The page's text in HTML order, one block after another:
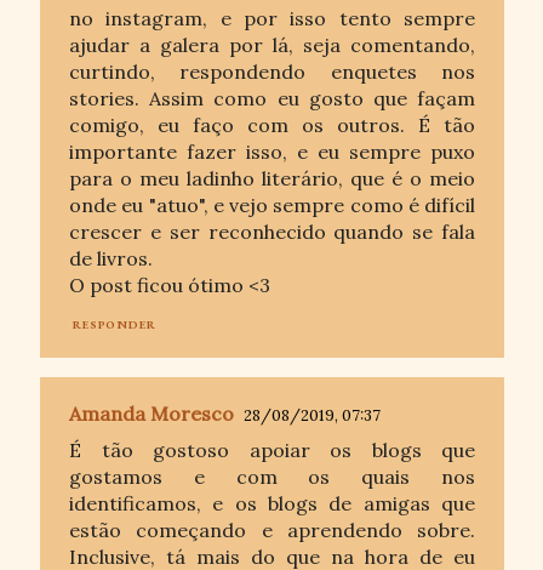
no instagram, e por isso tento sempre
ajudar a galera por lá, seja comentando,
curtindo, respondendo enquetes nos
stories. Assim como eu gosto que façam
comigo, eu faço com os outros. É tão
importante fazer isso, e eu sempre puxo
para o meu ladinho literário, que é o meio
onde eu "atuo", e vejo sempre como é difícil
crescer e ser reconhecido quando se fala
de livros.
O post ficou ótimo <3
RESPONDER
Amanda Moresco 28/08/2019, 07:37
É tão gostoso apoiar os blogs que
gostamos e com os quais nos
identificamos, e os blogs de amigas que
estão começando e aprendendo sobre.
Inclusive, tá mais do que na hora de eu